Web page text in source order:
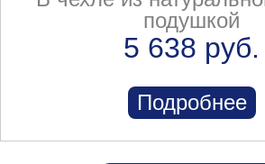
подушкой
5 638 руб.
Подробнее